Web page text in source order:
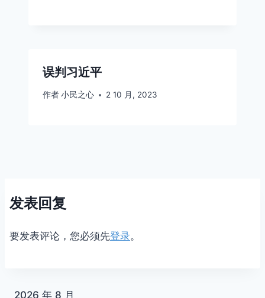
误判习近平
作者小民之心 2 10 月, 2023
发表回复
要发表评论，您必须先登录。
2026 年 8 月